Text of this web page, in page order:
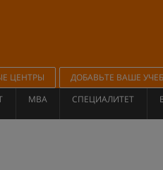
ЦЕНТРЫ
ДОБАВЬТЕ ВАШЕ
MBA СПЕЦИАЛИТЕТ